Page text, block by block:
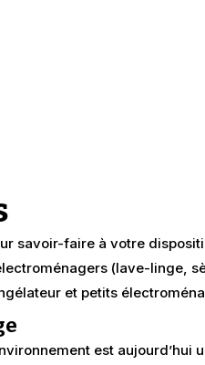
savoir-faire à votre
(lave-linge,
et petits
est aujourd’hui